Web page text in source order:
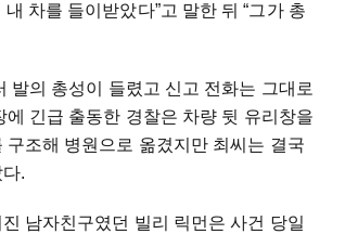
차를 들이받았다”고 말한 뒤 “그가 총
발의 총성이 들렸고 신고 전화는 그대로
에 긴급 출동한 경찰은 차량 뒷 유리창을
구조해 병원으로 옮겼지만 최씨는 결국
.
남자친구였던 빌리 릭먼은 사건 당일